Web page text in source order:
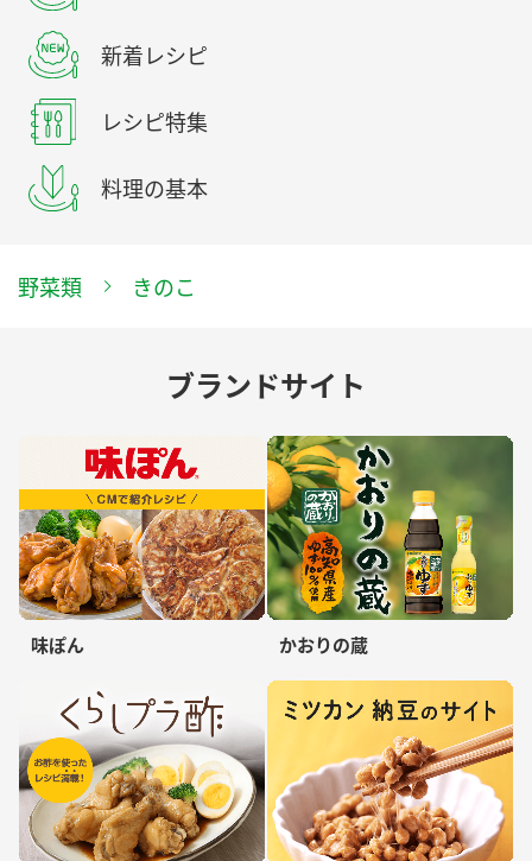
新着レシピ
レシピ特集
料理の基本
野菜類 きのこ
ブランドサイト
味ぽん かおりの蔵